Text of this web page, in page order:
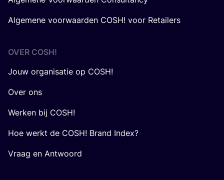
Algemene voorwaarden COSH! voor Retailers
OVER COSH!
Jouw organisatie op COSH!
Over ons
Werken bij COSH!
Hoe werkt de COSH! Brand Index?
Vraag en Antwoord